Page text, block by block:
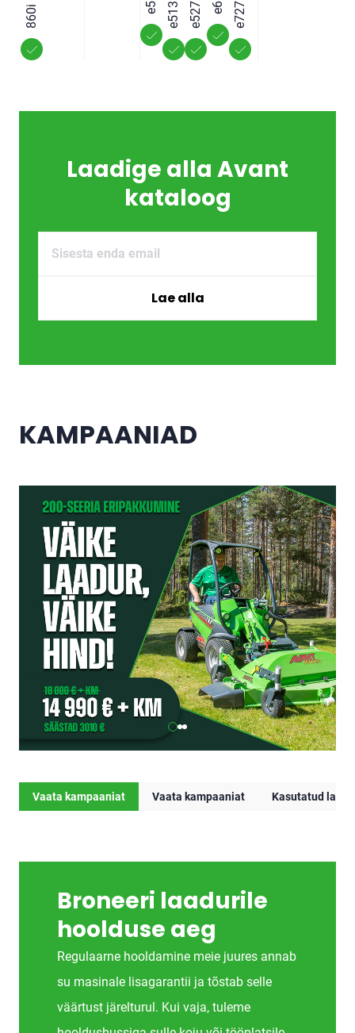
860i e5 e513 e527 e6 e727
Laadige alla Avant
kataloog
Lae alla
KAMPAANIAD
Vaata kampaaniat Vaata kampaaniat Kasutatud
Broneeri laadurile
hoolduse aeg
Regulaarne hooldamine meie juures annab
su masinale lisagarantii ja tõstab selle
väärtust järelturul. Kui vaja, tuleme